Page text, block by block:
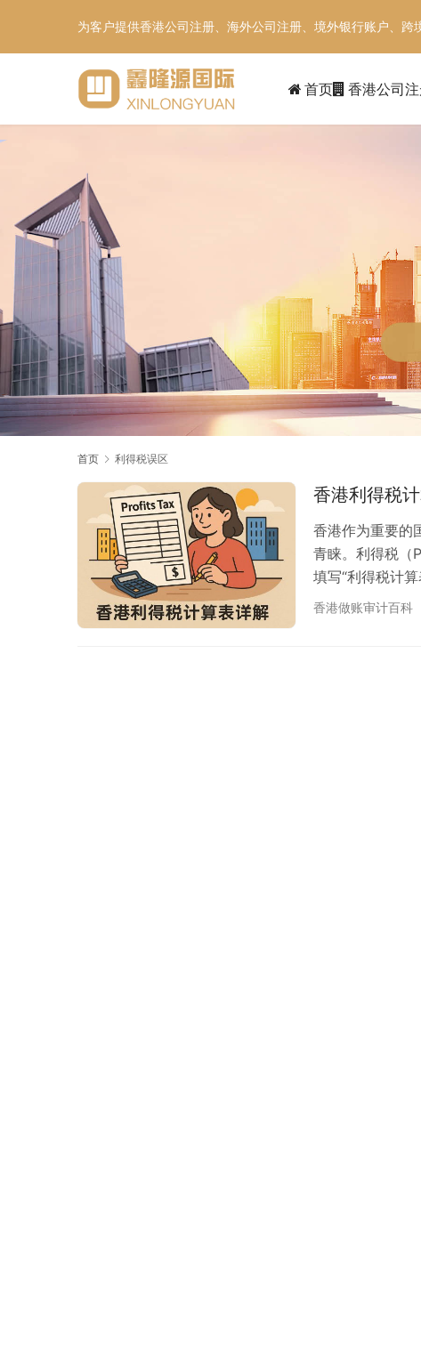
为客户提供香港公司注册、海外公司注册、境外银行账户、
首页 香港公司
首页 利得税误区
香港利得税
香港作为重要的
青睐。利得税（
填写“利得税计
样避免常见错误
香港做账审计百科